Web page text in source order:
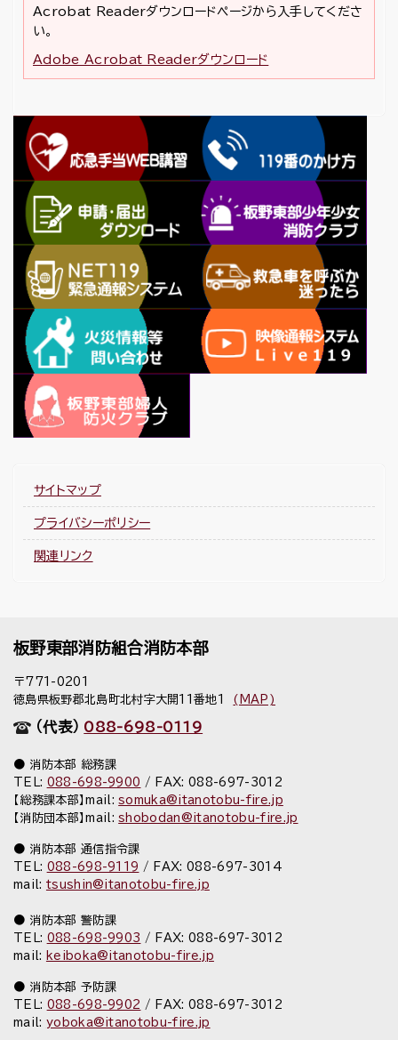
Acrobat Readerダウンロードページから入手してくださ
い。
Adobe Acrobat Readerダウンロード
サイトマップ
プライバシーポリシー
関連リンク
板野東部消防組合消防本部
〒771-0201
徳島県板野郡北島町北村字大開11番地1
(MAP)
（代表） 088-698-0119
消防本部 総務課
TEL: 088-698-9900 / FAX: 088-697-3012
【総務課本部】mail:somuka@itanotobu-fire.jp
【消防団本部】mail:shobodan@itanotobu-fire.jp
消防本部 通信指令課
TEL: 088-698-9119 / FAX: 088-697-3014
mail: tsushin@itanotobu-fire.jp
消防本部 警防課
TEL: 088-698-9903 / FAX: 088-697-3012
mail:
keiboka@itanotobu-fire.jp
消防本部 予防課
TEL: 088-698-9902 / FAX: 088-697-3012
mail: yoboka@itanotobu-fire.jp